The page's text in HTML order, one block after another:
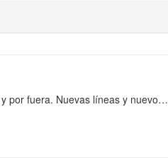
por fuera. Nuevas líneas y nuevo…